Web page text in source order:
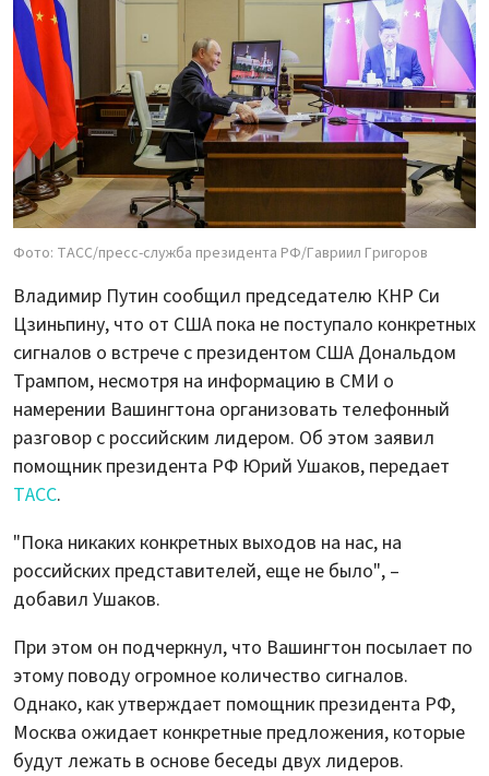
Фото: ТАСС/пресс-служба президента РФ/Гавриил Григоров
Владимир Путин сообщил председателю КНР Си
Цзиньпину, что от США пока не поступало конкретных
сигналов о встрече с президентом США Дональдом
Трампом, несмотря на информацию в СМИ о
намерении Вашингтона организовать телефонный
разговор с российским лидером. Об этом заявил
помощник президента РФ Юрий Ушаков, передает
ТАСС.
"Пока никаких конкретных выходов на нас, на
российских представителей, еще не было", –
добавил Ушаков.
При этом он подчеркнул, что Вашингтон посылает по
этому поводу огромное количество сигналов.
Однако, как утверждает помощник президента РФ,
Москва ожидает конкретные предложения, которые
будут лежать в основе беседы двух лидеров.